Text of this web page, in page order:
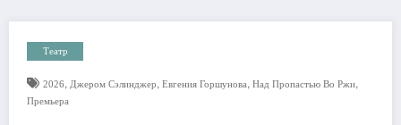
Театр
2026, Джером Сэлинджер, Евгения Горшунова, Над Пропастью Во Ржи,
Премьера